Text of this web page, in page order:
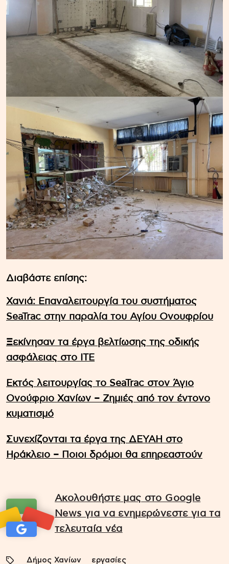
Διαβάστε επίσης:
Χανιά: Επαναλειτουργία του συστήματος
SeaTrac στην παραλία του Αγίου Ονουφρίου
Ξεκίνησαν τα έργα βελτίωσης της οδικής
ασφάλειας στο ΙΤΕ
Εκτός λειτουργίας το SeaTrac στον Άγιο
Ονούφριο Χανίων – Ζημιές από τον έντονο
κυματισμό
Συνεχίζονται τα έργα της ΔΕΥΑΗ στο
Ηράκλειο – Ποιοι δρόμοι θα επηρεαστούν
Ακολουθήστε μας στο Google
News για να ενημερώνεστε για τα
τελευταία νέα
Δήμος Χανίων εργασίες